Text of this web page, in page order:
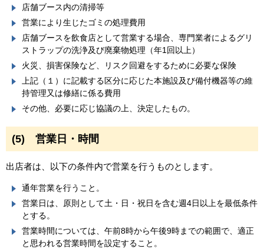
店舗ブース内の清掃等
営業により生じたゴミの処理費用
店舗ブースを飲食店として営業する場合、専門業者によるグリ
ストラップの洗浄及び廃棄物処理（年1回以上）
火災、損害保険など、リスク回避をするために必要な保険
上記（１）に記載する区分に応じた本施設及び備付機器等の維
持管理又は修繕に係る費用
その他、必要に応じ協議の上、決定したもの。
(5) 営業日・時間
出店者は、以下の条件内で営業を行うものとします。
通年営業を行うこと。
営業日は、原則として土・日・祝日を含む週4日以上を最低条件
とする。
営業時間については、午前8時から午後9時までの範囲で、適正
と思われる営業時間を設定すること。